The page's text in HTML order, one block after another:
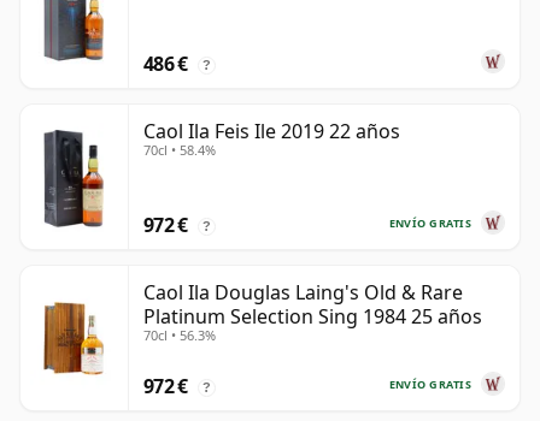
486 € ?
Caol Ila Feis Ile 2019 22 años
70cl • 58.4%
ENVÍO GRATIS
972 € ?
Caol Ila Douglas Laing's Old & Rare
Platinum Selection Sing 1984 25 años
70cl • 56.3%
ENVÍO GRATIS
972 € ?